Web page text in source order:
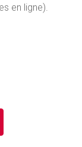
en ligne).